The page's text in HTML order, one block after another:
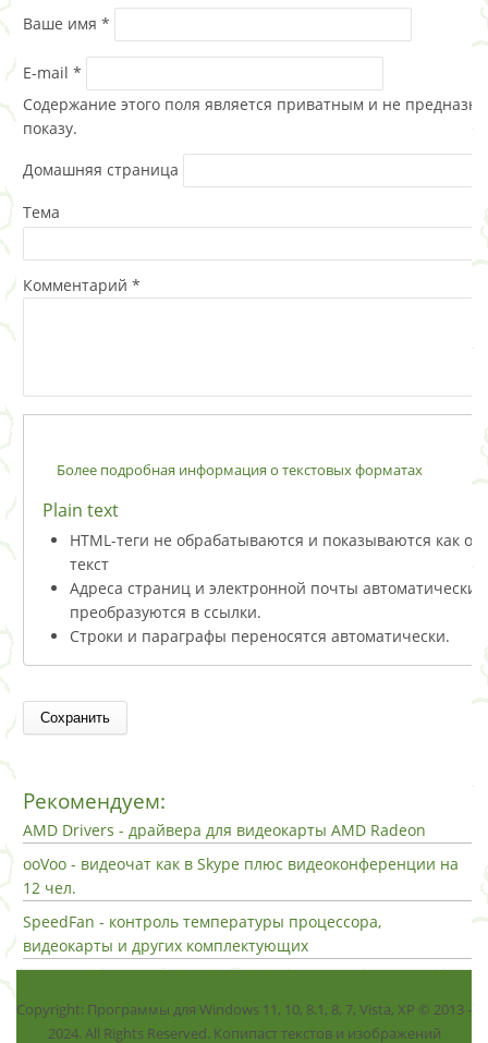
Ваше имя *
E-mail *
Содержание этого поля является приватным и не
показу.
Домашняя страница
Тема
Комментарий *
Более подробная информация о текстовых форматах
Plain text
HTML-теги не обрабатываются и показываются как
текст
Адреса страниц и электронной почты автоматически
преобразуются в ссылки.
Строки и параграфы переносятся автоматически.
Рекомендуем:
AMD Drivers - драйвера для видеокарты AMD Radeon
ooVoo - видеочат как в Skype плюс видеоконференции на
12 чел.
SpeedFan - контроль температуры процессора,
видеокарты и других комплектующих
Copyright: Программы для Windows 11, 10, 8.1, 8, 7, Vista, ХР © 2013 -
2024. All Rights Reserved. Копипаст текстов и изображений